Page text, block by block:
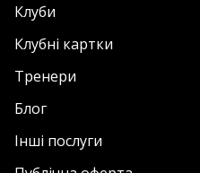
Клуби
Клубні картки
Тренери
Блог
Інші послуги